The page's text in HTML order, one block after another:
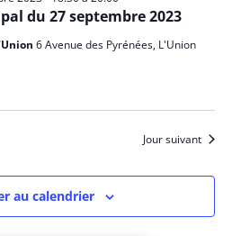
du 27 septembre 2023
6 Avenue des Pyrénées, L'Union
Jour suivant
au calendrier